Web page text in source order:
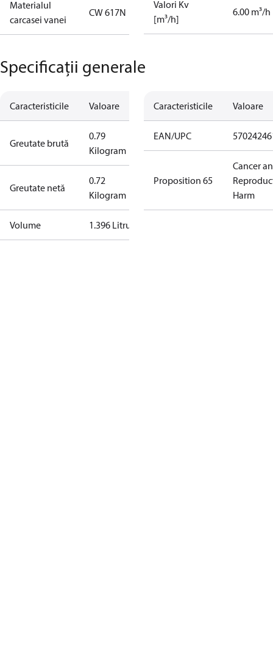
Materialul
carcasei vanei
CW 617N
Valori Kv
[m³/h]
6.00 m³/h
Specificații generale
Caracteristicile Valoare
Greutate brută
0.79
Kilogram
Greutate netă
0.72
Kilogram
Volume 1.396 Litru
Caracteristicile Valoare
EAN/UPC
Proposition 65
Cancer
Harm